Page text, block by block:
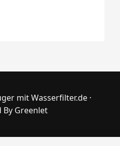
mit Wasserfilter.de ·
By Greenlet